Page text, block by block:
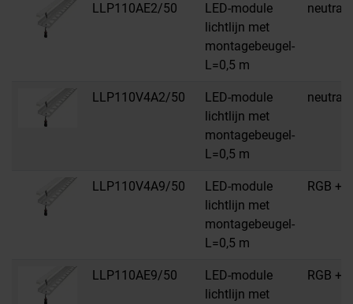
LLP110AE2/50
LED-module
lichtlijn met
montagebeugel-
L=0,5 m
LLP110V4A2/50
LED-module
lichtlijn met
montagebeugel-
L=0,5 m
LLP110V4A9/50
LED-module
lichtlijn met
montagebeugel-
L=0,5 m
RGB +
LLP110AE9/50
LED-module
lichtlijn met
RGB +